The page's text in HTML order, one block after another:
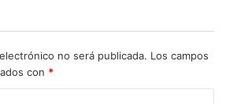
no será publicada. Los campos
con *